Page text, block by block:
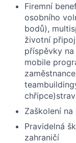
Firemní
osobního
bodů),
životní
příspěvky
mobile
Zaškolení
Pravidelná
zahraničí